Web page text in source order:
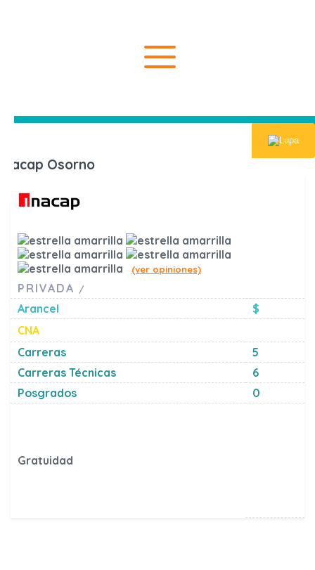
Inicio
Inacap Osorno
(ver opiniones)
PRIVADA /
Arancel
$
CNA
Carreras
5
Carreras Técnicas
6
Posgrados
0
Gratuidad